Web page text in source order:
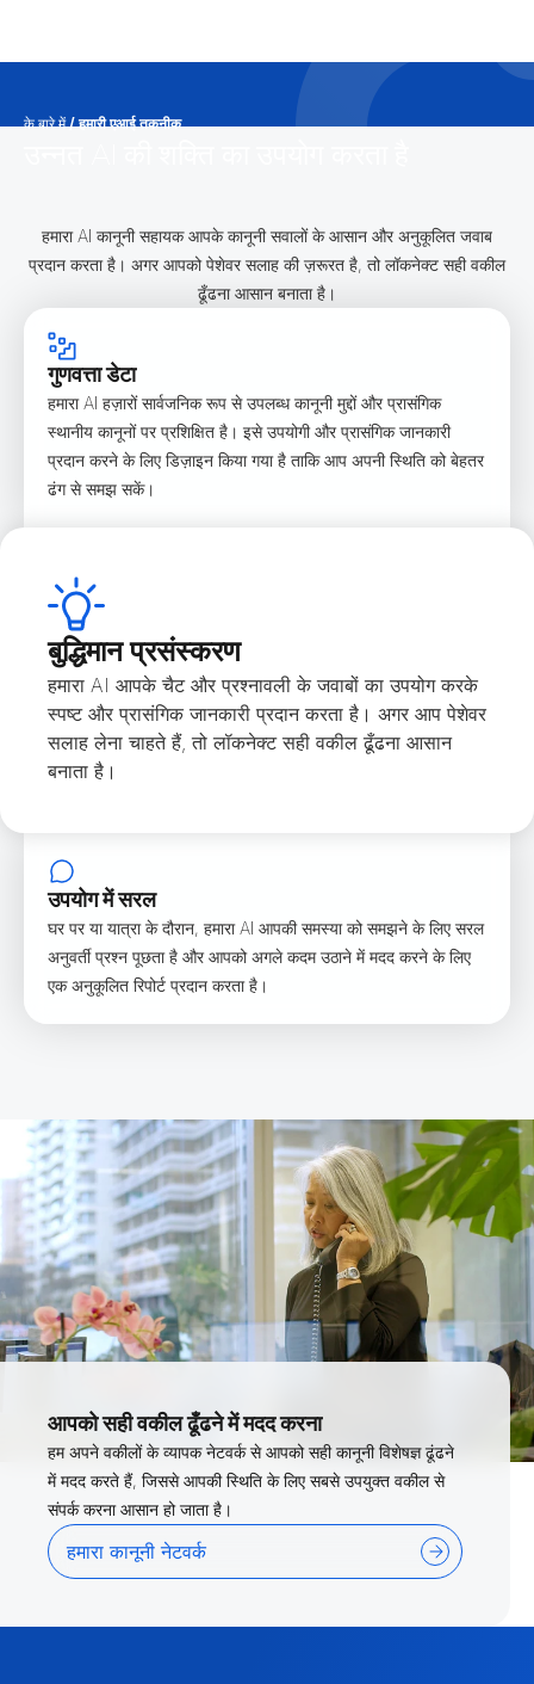
के बारे में/हमारी एआई तकनीक
हमारा AI कानूनी सहायक आपके कानूनी सवालों के आसान और अनुकूलित जवाब
प्रदान करता है। अगर आपको पेशेवर सलाह की ज़रूरत है, तो लॉकनेक्ट सही वकील
ढूँढना आसान बनाता है।
गुणवत्ता डेटा
हमारा AI हज़ारों सार्वजनिक रूप से उपलब्ध कानूनी मुद्दों और प्रासंगिक
स्थानीय कानूनों पर प्रशिक्षित है। इसे उपयोगी और प्रासंगिक जानकारी
प्रदान करने के लिए डिज़ाइन किया गया है ताकि आप अपनी स्थिति को बेहतर
ढंग से समझ सकें।
बुद्धिमान प्रसंस्करण
हमारा AI आपके चैट और प्रश्नावली के जवाबों का उपयोग करके
स्पष्ट और प्रासंगिक जानकारी प्रदान करता है। अगर आप पेशेवर
सलाह लेना चाहते हैं, तो लॉकनेक्ट सही वकील ढूँढना आसान
बनाता है।
उपयोग में सरल
घर पर या यात्रा के दौरान, हमारा AI आपकी समस्या को समझने के लिए सरल
अनुवर्ती प्रश्न पूछता है और आपको अगले कदम उठाने में मदद करने के लिए
एक अनुकूलित रिपोर्ट प्रदान करता है।
आपको सही वकील ढूँढने में मदद करना
हम अपने वकीलों के व्यापक नेटवर्क से आपको सही कानूनी विशेषज्ञ ढूंढने
में मदद करते हैं, जिससे आपकी स्थिति के लिए सबसे उपयुक्त वकील से
संपर्क करना आसान हो जाता है।
हमारा कानूनी नेटवर्क